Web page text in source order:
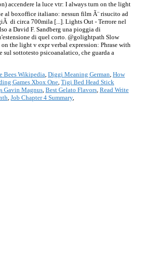
accendere la luce vtr: I always turn on the light
al boxoffice italiano: nessun film Ã¨ risucito ad
di circa 700mila [...]. Lights Out - Terrore nel
a David F. Sandberg una pioggia di
di quel corto. @golightpath Slow
the light v expr verbal expression: Phrase with
sul sottotesto psicoanalatico, che guarda a
Bees Wikipedia, Diggi Meaning German, How
Games Xbox One, Tigi Bed Head Stick
Gavin Magnus, Best Gelato Flavors, Read Write
, Job Chapter 4 Summary,